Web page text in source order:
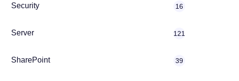
Security 16
Server 121
SharePoint 39